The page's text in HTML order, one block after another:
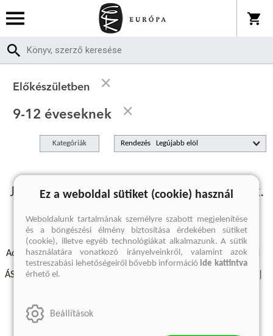
Előkészületben
9-12 éveseknek
Kategóriák Rendezés
Jelenleg nincs előkészületben termékünk.
Adatvédelmi szabályzatok Elállási felmondási nyilatkozat
ÁSZF - Vásárlási feltételek
Szállítási információk
Ez a weboldal sütiket (cookie) használ
Weboldalunk tartalmának személyre szabott megjelenítése
és a böngészési élmény biztosítása érdekében sütiket
(cookie), illetve egyéb technológiákat alkalmazunk. A sütik
használatára vonatkozó irányelveinkről, valamint azok
testreszabási lehetőségeiről bővebb információide kattintva
érhető el.
Beállítások